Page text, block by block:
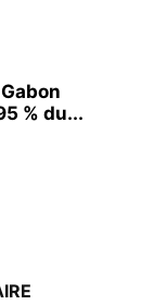
% du...